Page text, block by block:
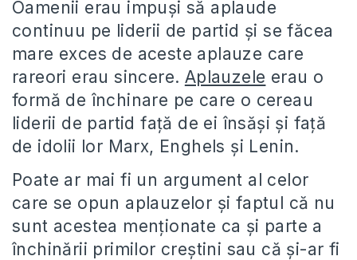
Oamenii erau impuşi să aplaude
continuu pe liderii de partid şi se făcea
mare exces de aceste aplauze care
rareori erau sincere. Aplauzele erau o
formă de închinare pe care o cereau
liderii de partid faţă de ei însăşi şi faţă
de idolii lor Marx, Enghels şi Lenin.
Poate ar mai fi un argument al celor
care se opun aplauzelor şi faptul că nu
sunt acestea menţionate ca şi parte a
închinării primilor creştini sau că şi-ar fi